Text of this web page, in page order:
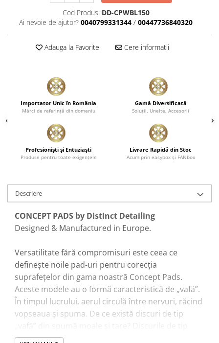
Recondiţionare Piele
Microfibre
Mănuşi Spălare
Lavete Microfibră
Aplicatoare Microfibră
Accesorii Detailing Auto
Pulverizatoare
Pensule şi Perii
Mănuşi Nitril / Diverse
Exterior
Jante şi Anvelope
Paint Protection Film (PPF)
Oferte Speciale
Detailing Outlet
Distinct Lifestyle
Acreditări & Training
Cod Produs: DD-CPWBL150
Ai nevoie de ajutor? 0040799331344 / 00447736840320
Adauga la Favorite Cere informatii
Importator Unic în România
Mărci de referinţă din domeniu
Gamă Diversificată
Soluţii, Unelte, Accesorii
Profesionişti şi Entuziaşti
Produse pentru toate exigenţele
Livrare Rapidă din Stoc
Acum prin easybox şi FANbox
Descriere
CONCEPT PADS by Distinct Detailing
Designed & Manufactured in Europe.
Versatilitate fără compromisuri este ceea ce
definește noile pad-uri pentru corecția
suprafețelor din gama noastră Concept Pads.
Aceste modele au o formă caracteristică de „vafă”.
În timpul lucrului, aerul circulă între nervuri, răcind
vopseaua și spuma. De ce există discuri de tip
„vafă” din spumă moale sunt folosite în mod